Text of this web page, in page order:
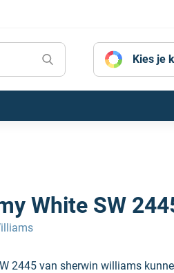
Kies je
White SW
2445 van sherwin williams